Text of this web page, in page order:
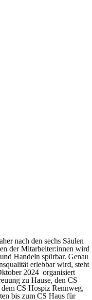
nach den sechs Säulen
der Mitarbeiter:innen wird
Handeln spürbar. Genau
erlebbar wird, steht
2024 organisiert
zu Hause, den CS
CS Hospiz Rennweg,
bis zum CS Haus für